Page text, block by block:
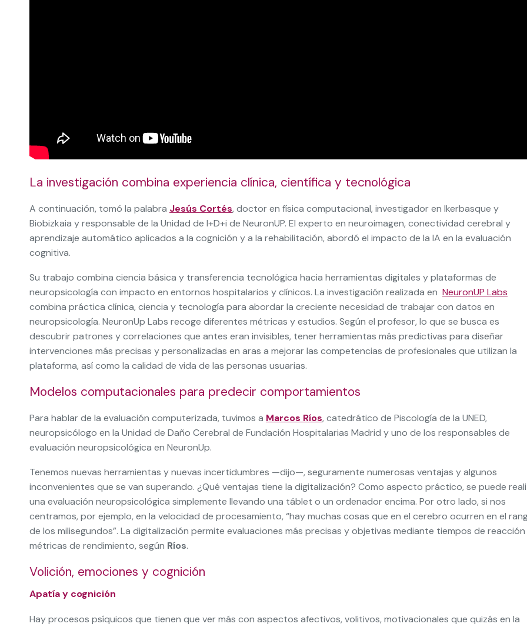
La investigación combina experiencia clínica, científica y tecnológica
A continuación, tomó la palabra Jesús Cortés, doctor en física computacional, investigador en Ikerbasque y
Biobizkaia y responsable de la Unidad de I+D+i de NeuronUP. El experto en neuroimagen, conectividad cerebral y
aprendizaje automático aplicados a la cognición y a la rehabilitación, abordó el impacto de la IA en la evaluación
cognitiva.
Su trabajo combina ciencia básica y transferencia tecnológica hacia herramientas digitales y plataformas de
neuropsicología con impacto en entornos hospitalarios y clínicos. La investigación realizada en NeuronUP Labs
combina práctica clínica, ciencia y tecnología para abordar la creciente necesidad de trabajar con datos en
neuropsicología. NeuronUp Labs recoge diferentes métricas y estudios. Según el profesor, lo que se busca es
descubrir patrones y correlaciones que antes eran invisibles, tener herramientas más predictivas para diseñar
intervenciones más precisas y personalizadas en aras a mejorar las competencias de profesionales que utilizan la
plataforma, así como la calidad de vida de las personas usuarias.
Modelos computacionales para predecir comportamientos
Para hablar de la evaluación computerizada, tuvimos a Marcos Ríos, catedrático de Piscología de la UNED,
neuropsicólogo en la Unidad de Daño Cerebral de Fundación Hospitalarias Madrid y uno de los responsables de
evaluación neuropsicológica en NeuronUp.
Tenemos nuevas herramientas y nuevas incertidumbres —dijo—, seguramente numerosas ventajas y algunos
inconvenientes que se van superando. ¿Qué ventajas tiene la digitalización? Como aspecto práctico, se puede
una evaluación neuropsicológica simplemente llevando una táblet o un ordenador encima. Por otro lado, si nos
centramos, por ejemplo, en la velocidad de procesamiento, “hay muchas cosas que en el cerebro ocurren en el
de los milisegundos”. La digitalización permite evaluaciones más precisas y objetivas mediante tiempos de
métricas de rendimiento, según Ríos.
Volición, emociones y cognición
Apatía y cognición
Hay procesos psíquicos que tienen que ver más con aspectos afectivos, volitivos, motivacionales que quizás en la